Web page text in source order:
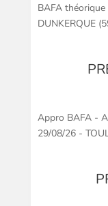
BAFA
DUNKERQUE
Appro BAFA -
29/08/26 -